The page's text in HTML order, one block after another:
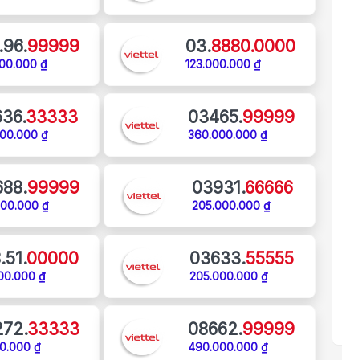
99999
₫
03.8880.0000
123.000.000 ₫
33333
₫
03465.99999
360.000.000 ₫
99999
₫
03931.66666
205.000.000 ₫
00000
₫
03633.55555
205.000.000 ₫
33333
₫
08662.99999
490.000.000 ₫